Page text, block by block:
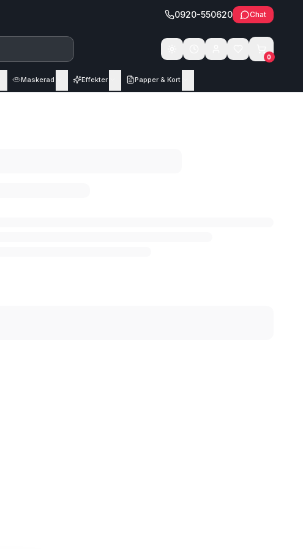
0920-550620 Chat
Växla tema 0
Maskerad Effekter Papper & Kort